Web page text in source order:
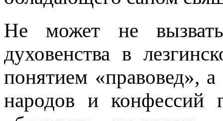
Не может не вызвать
духовенства в
понятием «правовед»,
народов и конфессий